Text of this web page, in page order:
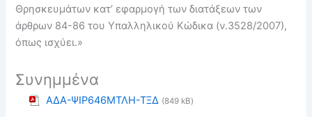
Θρησκευμάτων κατ’ εφαρμογή των διατάξεων των
άρθρων 84-86 του Υπαλληλικού Κώδικα (ν.3528/2007),
όπως ισχύει.»
Συνημμένα
ΑΔΑ-ΨΙΡ646ΜΤΛΗ-ΤΞΔ (849 kB)